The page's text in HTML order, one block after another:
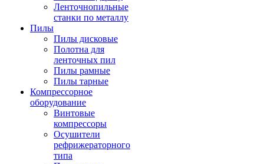
Ленточнопильные
станки по металлу
Пилы
Пилы дисковые
Полотна для
ленточных пил
Пилы рамные
Пилы тарные
Компрессорное
оборудование
Винтовые
компрессоры
Осушители
рефрижераторного
типа